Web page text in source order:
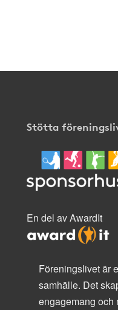
Stötta
En del av AwardIt
Föreningslivet är
samhälle. Det
engagemang och